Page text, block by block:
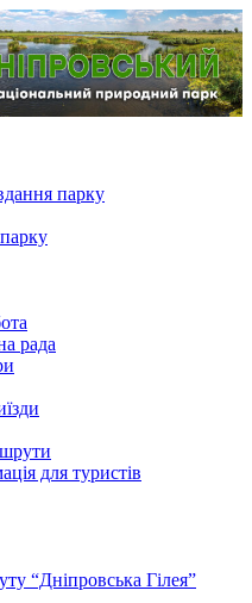
парку
рада
для туристів
“Дніпровська Гілея”